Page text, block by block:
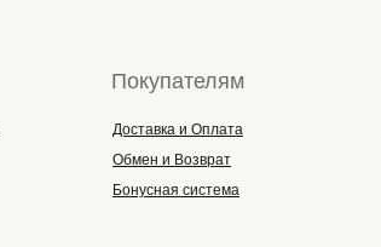
Доставка и Оплата
Обмен и Возврат
Бонусная система
Покупателям